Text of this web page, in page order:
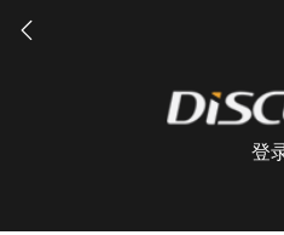
登